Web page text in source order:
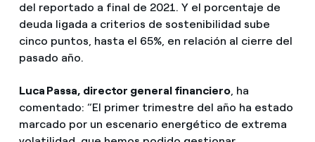
del reportado a final de 2021. Y el porcentaje de
deuda ligada a criterios de sostenibilidad sube
cinco puntos, hasta el 65%, en relación al cierre del
pasado año.
Luca Passa, director general financiero, ha
comentado: “El primer trimestre del año ha estado
marcado por un escenario energético de extrema